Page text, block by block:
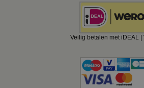
Veilig betalen met iDEAL |